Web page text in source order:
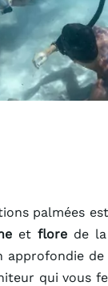
palmées
etflore de la
approfondie
qui vous